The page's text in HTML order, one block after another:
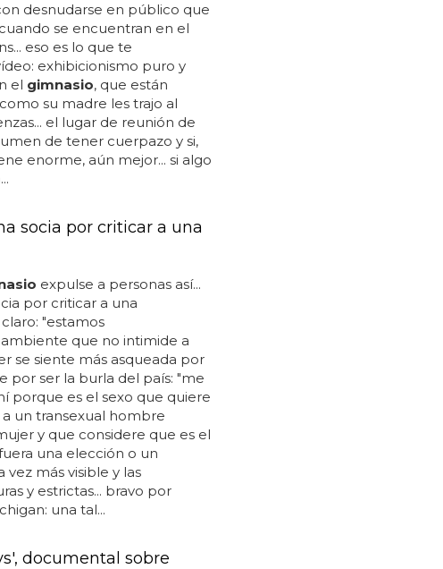
desnudarse en público que
se encuentran en el
eso es lo que te
exhibicionismo puro y
el gimnasio, que están
su madre les trajo al
el lugar de reunión de
de tener cuerpazo y si,
enorme, aún mejor... si algo
socia por criticar a una
expulse a personas así...
por criticar a una
"estamos
que no intimide a
se siente más asqueada por
por ser la burla del país: "me
porque es el sexo que quiere
a un transexual hombre
y que considere que es el
una elección o un
vez más visible y las
y estrictas... bravo por
una tal...
documental sobre